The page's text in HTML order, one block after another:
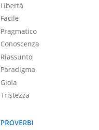
Libertà
Facile
Pragmatico
Conoscenza
Riassunto
Paradigma
Gioia
Tristezza
PROVERBI